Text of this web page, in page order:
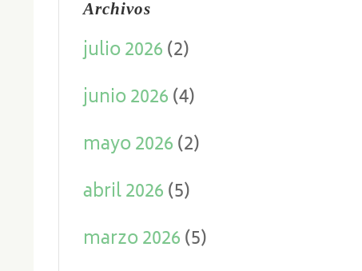
Archivos
julio 2026(2)
junio 2026(4)
mayo 2026(2)
abril 2026(5)
marzo 2026(5)